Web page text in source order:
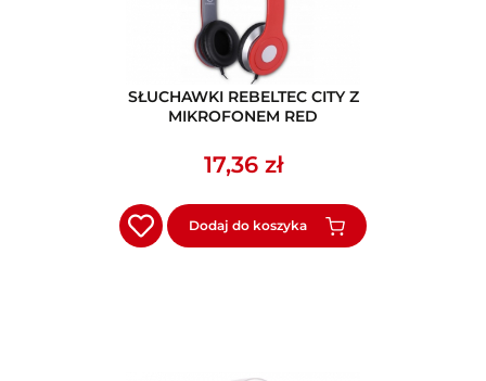
SŁUCHAWKI REBELTEC CITY Z
MIKROFONEM RED
17,36 zł
Dodaj do koszyka